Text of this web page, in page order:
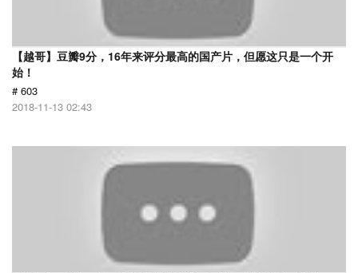
【越哥】豆瓣9分，16年来评分最高的国产片，但愿这只是一个开
始！
# 603
2018-11-13 02:43